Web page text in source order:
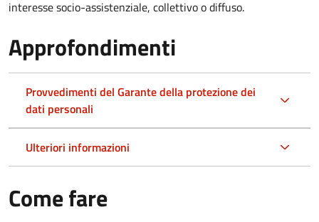
interesse socio-assistenziale, collettivo o diffuso.
Approfondimenti
Provvedimenti del Garante della protezione dei
dati personali
Ulteriori informazioni
Come fare